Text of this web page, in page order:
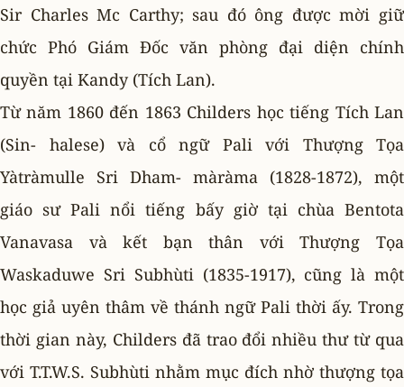
Sir Charles Mc Carthy; sau đó ông được mời giữ
chức Phó Giám Ðốc văn phòng đại diện chính
quyền tại Kandy (Tích Lan).
Từ năm 1860 đến 1863 Childers học tiếng Tích Lan
(Sin- halese) và cổ ngữ Pali với Thượng Tọa
Yàtràmulle Sri Dham- màràma (1828-1872), một
giáo sư Pali nổi tiếng bấy giờ tại chùa Bentota
Vanavasa và kết bạn thân với Thượng Tọa
Waskaduwe Sri Subhùti (1835-1917), cũng là một
học giả uyên thâm về thánh ngữ Pali thời ấy. Trong
thời gian này, Childers đã trao đổi nhiều thư từ qua
với T.T.W.S. Subhùti nhằm mục đích nhờ thượng tọa